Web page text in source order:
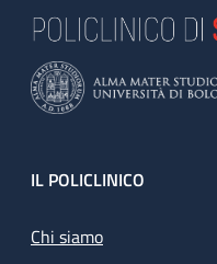
Footer
IL POLICLINICO
Chi siamo